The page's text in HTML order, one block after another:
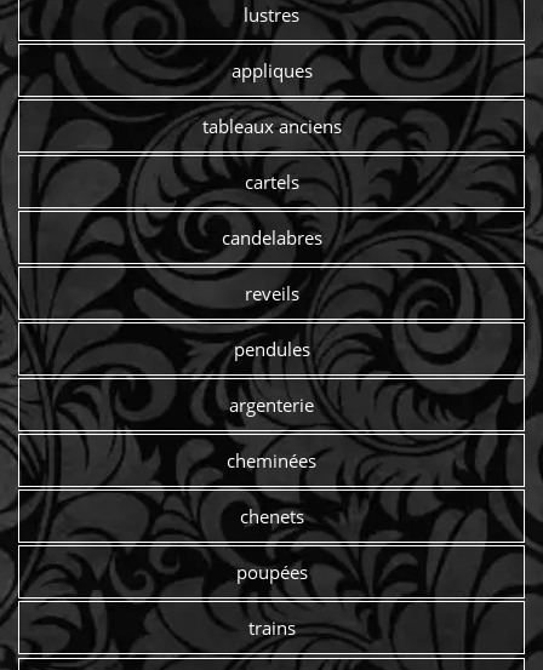
lustres
appliques
tableaux anciens
cartels
candelabres
reveils
pendules
argenterie
cheminées
chenets
poupées
trains